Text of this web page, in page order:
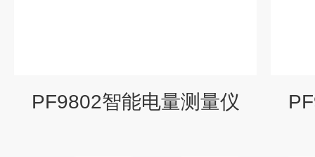
PF9802智能电量测量仪